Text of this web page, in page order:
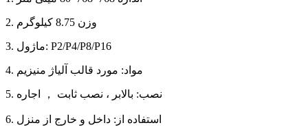
2. وزن 8.75 کیلوگرم
3. ماژول: P2/P4/P8/P16
4. مواد: مورد قالب آلیاژ منیزیم
5. نصب: بالابر ، نصب ثابت ， اجاره
6. استفاده از: داخل و خارج از منزل